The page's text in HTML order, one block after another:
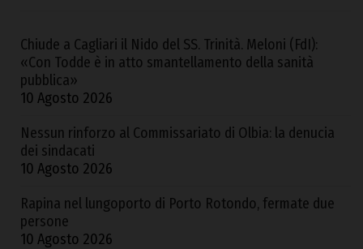
Chiude a Cagliari il Nido del SS. Trinità. Meloni (FdI):
«Con Todde è in atto smantellamento della sanità
pubblica»
10 Agosto 2026
Nessun rinforzo al Commissariato di Olbia: la denucia
dei sindacati
10 Agosto 2026
Rapina nel lungoporto di Porto Rotondo, fermate due
persone
10 Agosto 2026